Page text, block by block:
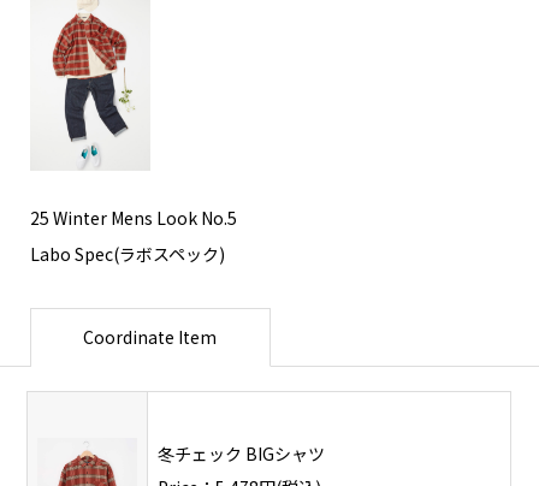
25 Winter Mens Look No.5
Labo Spec(ラボスペック)
Coordinate Item
冬チェック BIGシャツ